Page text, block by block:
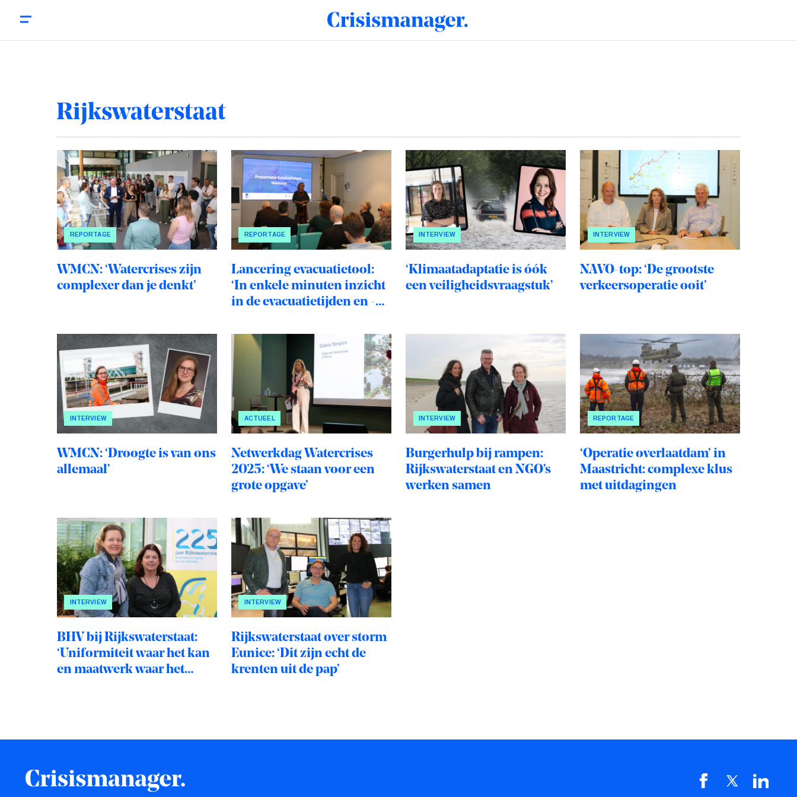
Rijkswaterstaat
REPORTAGE
WMCN: ‘Watercrises zijn
complexer dan je denkt’
REPORTAGE
Lancering evacuatietool:
‘In enkele minuten inzicht
in de evacuatietijden en -
INTERVIEW
‘Klimaatadaptatie is óók
een veiligheidsvraagstuk’
INTERVIEW
NAVO-top: ‘De grootste
verkeersoperatie ooit’
INTERVIEW
WMCN: ‘Droogte is van ons
allemaal’
ACTUEEL
Netwerkdag Watercrises
2025: ‘We staan voor een
grote opgave’
INTERVIEW
Burgerhulp bij rampen:
Rijkswaterstaat en NGO’s
werken samen
REPORTAGE
‘Operatie overlaatdam’ in
Maastricht: complexe klus
met uitdagingen
INTERVIEW
BHV bij Rijkswaterstaat:
‘Uniformiteit waar het kan
en maatwerk waar het
INTERVIEW
Rijkswaterstaat over storm
Eunice: ‘Dit zijn echt de
krenten uit de pap’